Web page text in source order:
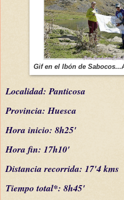
Gif en el Ibón de
Localidad: Panticosa
Provincia: Huesca
Hora inicio: 8h25'
Hora fin: 17h10'
Distancia recorrida: 17'4 kms
Tiempo total*: 8h45'